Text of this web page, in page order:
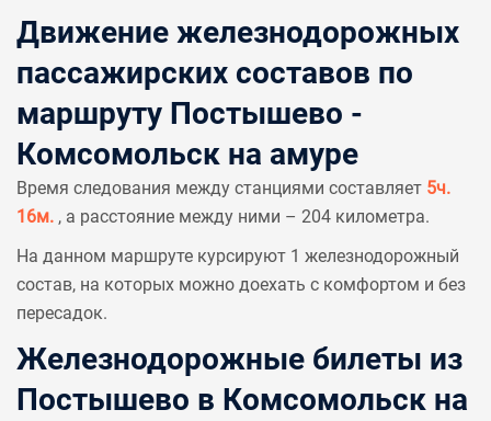
Движение железнодорожных
пассажирских составов по
маршруту Постышево -
Комсомольск на амуре
Время следования между станциями составляет 5ч.
16м. , а расстояние между ними – 204 километра.
На данном маршруте курсируют 1 железнодорожный
состав, на которых можно доехать с комфортом и без
пересадок.
Железнодорожные билеты из
Постышево в Комсомольск на